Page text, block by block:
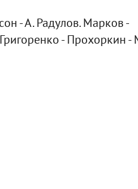
- А. Радулов. Марков -
- Прохоркин -